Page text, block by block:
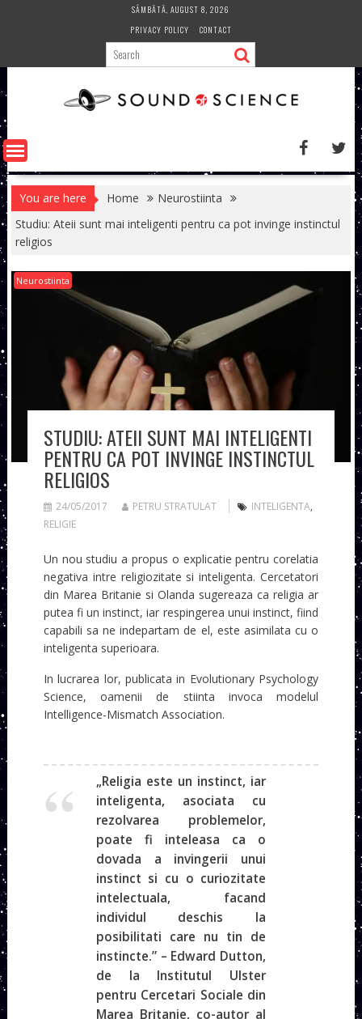
SÂMBĂTĂ, AUGUST 8, 2026
PRIVACY POLICY
CONTACT
You are here Home
Neurostiinta
Studiu: Ateii sunt mai inteligenti pentru ca pot invinge instinctul
religios
Neurostiinta
STUDIU: ATEII SUNT MAI INTELIGENTI
PENTRU CA POT INVINGE INSTINCTUL
RELIGIOS
24/05/2017 PETRU STRATULAT INTELIGENTA,
RELIGIE
Un nou studiu a propus o explicatie pentru corelatia
negativa intre religiozitate si inteligenta. Cercetatori
din Marea Britanie si Olanda sugereaza ca religia ar
putea fi un instinct, iar respingerea unui instinct, fiind
capabili sa ne indepartam de el, este asimilata cu o
inteligenta superioara.
In lucrarea lor, publicata in Evolutionary Psychology
Science, oamenii de stiinta invoca modelul
Intelligence-Mismatch Association.
„Religia este un instinct, iar
inteligenta, asociata cu
rezolvarea problemelor,
poate fi inteleasa ca o
dovada a invingerii unui
instinct si cu o curiozitate
intelectuala, facand
individul deschis la
posibilitati care nu tin de
instincte.” – Edward Dutton,
de la Institutul Ulster
pentru Cercetari Sociale din
Marea Britanie, co-autor al